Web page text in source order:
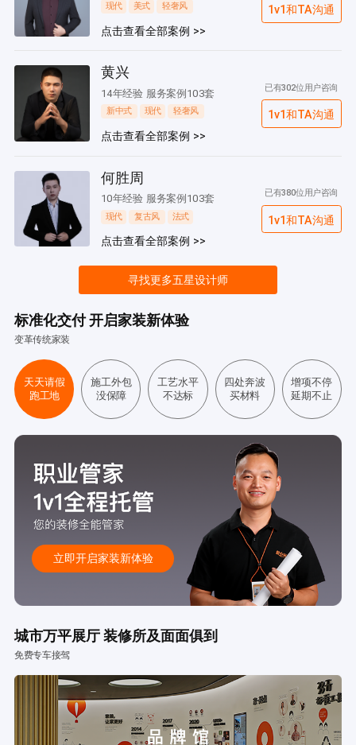
现代 美式 轻奢风
点击查看全部案例 >>
1v1和TA沟通
黄兴
14年经验 服务案例103套
新中式 现代 轻奢风
点击查看全部案例 >>
已有302位用户咨询
1v1和TA沟通
何胜周
10年经验 服务案例103套
现代 复古风 法式
点击查看全部案例 >>
已有380位用户咨询
1v1和TA沟通
寻找更多五星设计师
标准化交付 开启家装新体验
变革传统家装
天天请假
跑工地
施工外包
没保障
工艺水平
不达标
四处奔波
买材料
增项不停
延期不止
立即开启家装新体验
城市万平展厅 装修所及面面俱到
免费专车接驾